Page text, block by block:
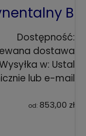
B
Dostępność:
dostawa
w: Ustal
lub e-mail
od: 853,00 zł